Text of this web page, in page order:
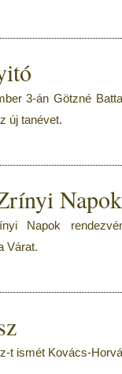
3-án Götzné
új tanévet.
Napok
Várat.
t ismét Kovács-